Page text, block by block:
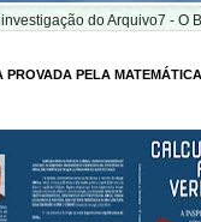
do Arquivo7 - O
PELA MATEMÁTICA